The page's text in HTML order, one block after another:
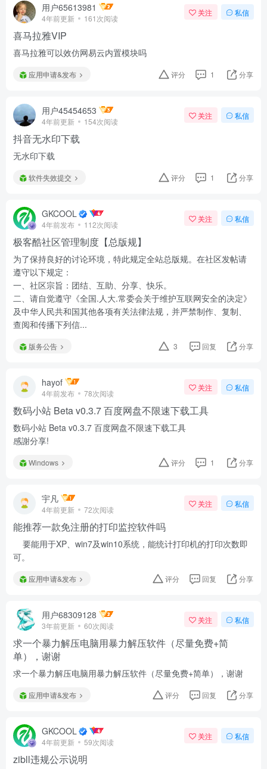
用户65613981
4年前更新 161次阅读
关注 私信
喜马拉雅VIP
喜马拉雅可以效仿网易云内置模块吗
应用申请&发布 评分 1 分享
用户45454653
4年前更新 154次阅读
关注 私信
抖音无水印下载
无水印下载
软件失效提交 评分 1 分享
GKCOOL
4年前发布 112次阅读
关注 私信
极客酷社区管理制度【总版规】
为了保持良好的讨论环境，特此规定全站总版规。在社区发帖请
遵守以下规定：
一、社区宗旨：团结、互助、分享、快乐。
二、请自觉遵守《全国.人大.常委会关于维护互联网安全的决定》
及中华人民共和国其他各项有关法律法规，并严禁制作、复制、
查阅和传播下列信...
版务公告 3 回复 分享
hayof
4年前发布 78次阅读
关注 私信
数码小站 Beta v0.3.7 百度网盘不限速下载工具
数码小站 Beta v0.3.7 百度网盘不限速下载工具
感謝分享!
Windows 评分 1 分享
宇凡
4年前更新 72次阅读
关注 私信
能推荐一款免注册的打印监控软件吗
要能用于XP、win7及win10系统，能统计打印机的打印次数即
可。
应用申请&发布 评分 回复 分享
用户68309128
3年前更新 60次阅读
关注 私信
求一个暴力解压电脑用暴力解压软件（尽量免费+简
单），谢谢
求一个暴力解压电脑用暴力解压软件（尽量免费+简单），谢谢
应用申请&发布 评分 回复 分享
GKCOOL
4年前更新 59次阅读
关注 私信
zibll违规公示说明